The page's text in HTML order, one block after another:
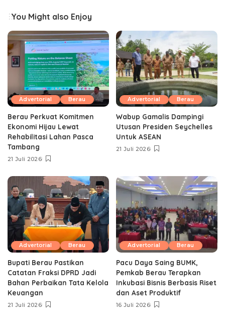
You Might also Enjoy
Advertorial Berau
Berau Perkuat Komitmen
Ekonomi Hijau Lewat
Rehabilitasi Lahan Pasca
Tambang
21 Juli 2026
Advertorial Berau
Wabup Gamalis Dampingi
Utusan Presiden Seychelles
Untuk ASEAN
21 Juli 2026
Advertorial Berau
Bupati Berau Pastikan
Catatan Fraksi DPRD Jadi
Bahan Perbaikan Tata Kelola
Keuangan
21 Juli 2026
Advertorial Berau
Pacu Daya Saing BUMK,
Pemkab Berau Terapkan
Inkubasi Bisnis Berbasis Riset
dan Aset Produktif ‎
16 Juli 2026